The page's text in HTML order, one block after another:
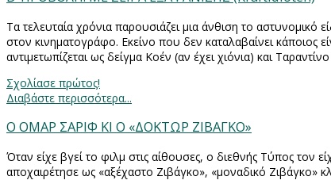
Τα τελευταία χρόνια παρουσιάζει μια άνθιση το
στον κινηματογράφο. Εκείνο που δεν καταλαβαίνει κάποιος
αντιμετωπίζεται ως δείγμα Κοέν (αν έχει χιόνια) και
Σχολίασε πρώτος!
Διαβάστε περισσότερα...
O ΟΜΑΡ ΣΑΡΙΦ ΚΙ Ο «ΔΟΚΤΩΡ ΖΙΒΑΓΚΟ»
Όταν είχε βγεί το φιλμ στις αίθουσες, ο διεθνής Τύπος τον
αποχαιρέτησε ως «αξέχαστο Ζιβάγκο», «μοναδικό Ζιβάγκο»